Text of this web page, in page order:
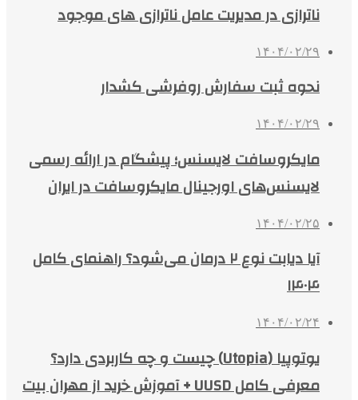
ناترازی در مدیریت عامل ناترازی های موجود
۱۴۰۴/۰۲/۲۹
نحوه ثبت سفارش روفرشی کشدار
۱۴۰۴/۰۲/۲۹
مایکروسافت لایسنس؛ پیشگام در ارائه رسمی
لایسنس‌های اورجینال مایکروسافت در ایران
۱۴۰۴/۰۲/۲۵
آیا دیابت نوع ۲ درمان می‌شود؟ راهنمای کامل
۱۴۰۴
۱۴۰۴/۰۲/۲۴
یوتوپیا (Utopia) چیست و چه کاربردی دارد؟
معرفی کامل UUSD + آموزش خرید از مهران بیت